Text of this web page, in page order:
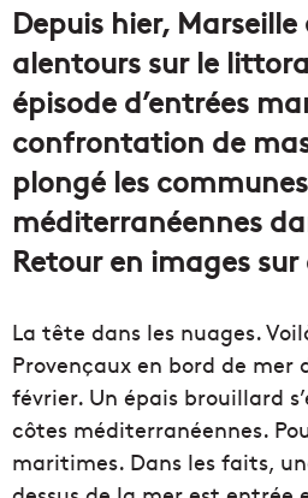
Depuis hier, Marseille
alentours sur le
épisode d’entrées
confrontation de
plongé les
méditerranéennes
Retour en images
La tête dans les nuages.
Provençaux en bord de mer
février. Un épais brouillard
côtes méditerranéennes.
maritimes. Dans les faits,